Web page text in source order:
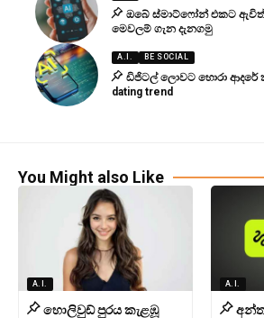
ඔබේ ස්මාට්ෆෝන් එකට ඇවිත්
මෙවලම් ගැන දැනගමු
A.I. BE SOCIAL
ඩිජිටල් ලොවට හොරා ආදරේ
dating trend
You Might also Like
A.I.
හොලිවුඩ් පුරය කැළඹූ
A.I.